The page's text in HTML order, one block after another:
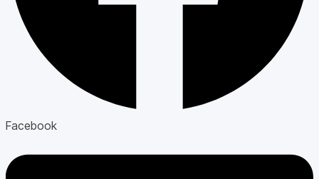
Facebook